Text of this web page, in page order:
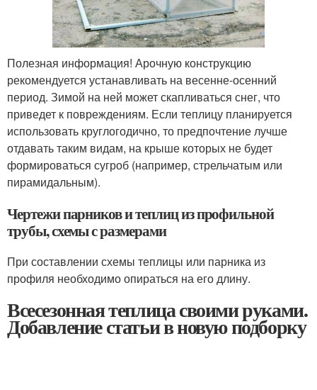
Полезная информация! Арочную конструкцию
рекомендуется устанавливать на весенне-осенний
период. Зимой на ней может скапливаться снег, что
приведет к повреждениям. Если теплицу планируется
использовать круглогодично, то предпочтение лучше
отдавать таким видам, на крыше которых не будет
формироваться сугроб (например, стрельчатым или
пирамидальным).
Чертежи парников и теплиц из профильной
трубы, схемы с размерами
При составлении схемы теплицы или парника из
профиля необходимо опираться на его длину.
Всесезонная теплица своими руками.
Добавление статьи в новую подборку